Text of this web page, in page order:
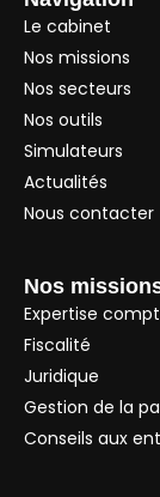
Le cabinet
Nos missions
Nos secteurs
Nos outils
Simulateurs
Actualités
Nous contacter
Nos
Expertise
Fiscalité
Juridique
Gestion de la
Conseils aux